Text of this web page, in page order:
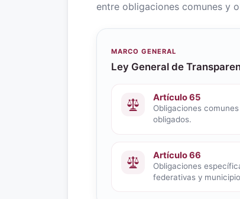
entre obligaciones comunes y
MARCO GENERAL
Ley General de
Artículo 65
Obligaciones
obligados.
Artículo 66
Obligaciones
federativas y